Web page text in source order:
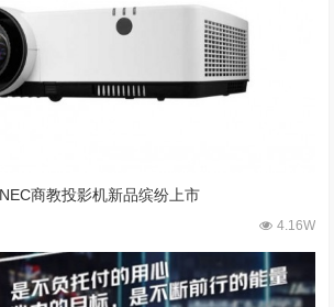
商教投影机新品缤纷上市
4.16W